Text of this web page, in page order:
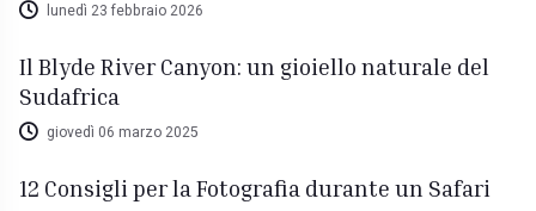
lunedì 23 febbraio 2026
Il Blyde River Canyon: un gioiello naturale del
Sudafrica
giovedì 06 marzo 2025
12 Consigli per la Fotografia durante un Safari